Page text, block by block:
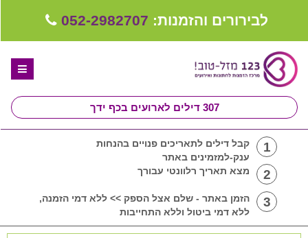
לבירורים והזמנות: 052-2982707
307 דילים לארועים בכף ידך
ספקים לחתונה מומלצים
קבלו ייעוץ בחינם
1
קבל דילים לתאריכים פנויים בהנחות
ענק-למזמינים באתר
2 מצא תאריך רלוונטי עבורך
3
הזמן באתר - שלם אצל הספק >> ללא דמי הזמנה,
ללא דמי ביטול וללא התחייבות